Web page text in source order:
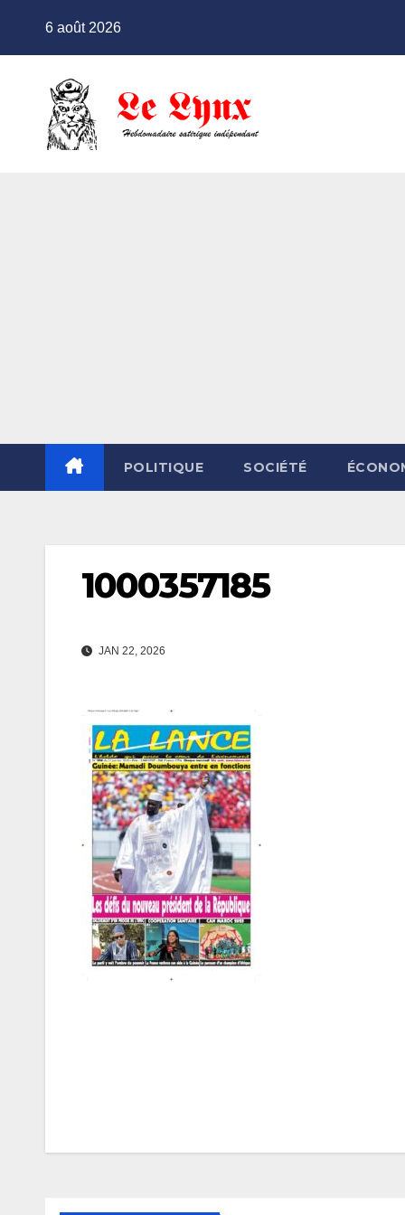
6 août 2026
POLITIQUE SOCIÉTÉ
1000357185
JAN 22, 2026
l’article